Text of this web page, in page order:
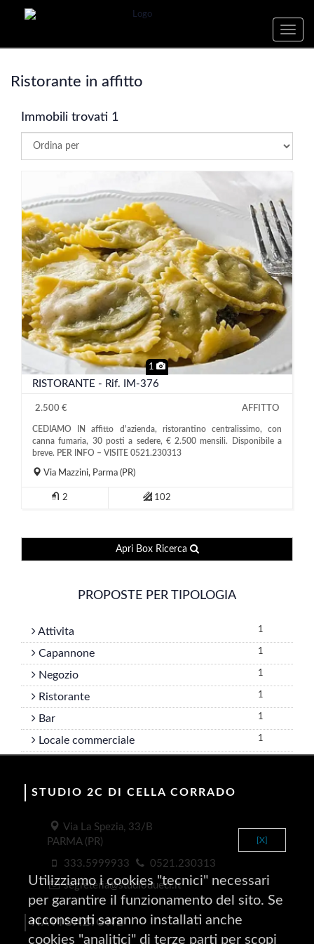
Toggle
Ristorante in affitto
Immobili trovati 1
1
RISTORANTE - Rif. IM-376
2.500 € AFFITTO
CEDIAMO IN affitto d'azienda, ristorantino centralissimo, con
canna fumaria, 30 posti a sedere, € 2.500 mensili. Disponibile a
breve. PER INFO – VISITE 0521.230313
Via Mazzini, Parma (PR)
2 102
Apri Box Ricerca
PROPOSTE PER TIPOLOGIA
Attivita 1
Capannone 1
Negozio 1
Ristorante 1
Bar 1
Locale commerciale 1
STUDIO 2C DI CELLA CORRADO
Via La Spezia, 33/B
PARMA (PR)
333.5999933 0521.230313
segreteria@studiodueci.it
NAVIGAZIONE
[X]
Utilizziamo i cookies "tecnici" necessari
per garantire il funzionamento del sito. Se
acconsenti saranno installati anche
cookies "analitici" di terze parti per scopi